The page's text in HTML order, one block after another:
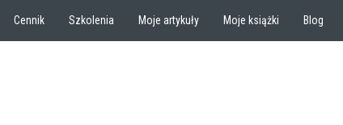
Cennik Szkolenia Moje artykuły Moje książki Blog